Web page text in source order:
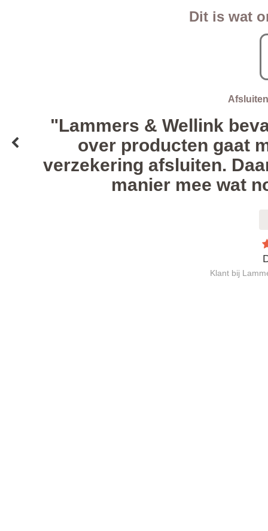
Dit is wat
"Lammers & Wellink
over producten gaat
verzekering afsluiten.
manier mee wat
Klant bij